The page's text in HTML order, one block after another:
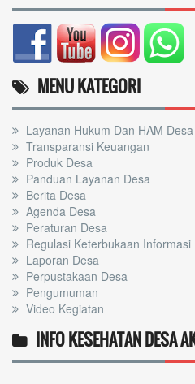
MENU KATEGORI
Layanan Hukum Dan HAM Desa
Transparansi Keuangan
Produk Desa
Panduan Layanan Desa
Berita Desa
Agenda Desa
Peraturan Desa
Regulasi Keterbukaan Informasi
Laporan Desa
Perpustakaan Desa
Pengumuman
Video Kegiatan
INFO KESEHATAN DESA